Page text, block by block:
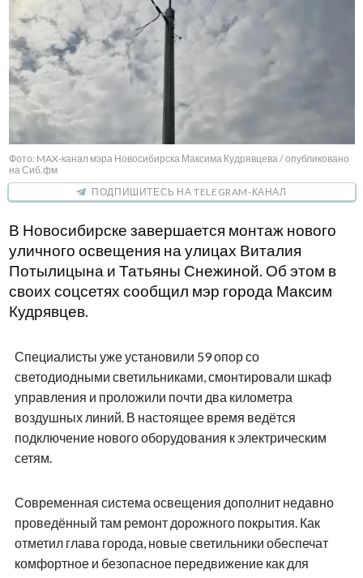
Фото: MAX-канал мэра Новосибирска Максима Кудрявцева / опубликовано
на Сиб.фм
ПОДПИШИТЕСЬ НА TELEGRAM-КАНАЛ
В Новосибирске завершается монтаж нового
уличного освещения на улицах Виталия
Потылицына и Татьяны Снежиной. Об этом в
своих соцсетях сообщил мэр города Максим
Кудрявцев.
Специалисты уже установили 59 опор со
светодиодными светильниками, смонтировали шкаф
управления и проложили почти два километра
воздушных линий. В настоящее время ведётся
подключение нового оборудования к электрическим
сетям.
Современная система освещения дополнит недавно
проведённый там ремонт дорожного покрытия. Как
отметил глава города, новые светильники обеспечат
комфортное и безопасное передвижение как для